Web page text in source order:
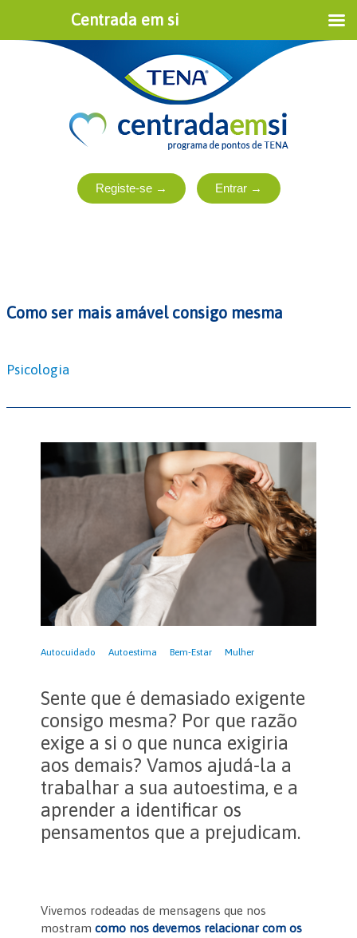
Como ser mais amável consigo mesma
Psicologia
Autocuidado Autoestima Bem-Estar Mulher
Sente que é demasiado exigente
consigo mesma? Por que razão
exige a si o que nunca exigiria
aos demais? Vamos ajudá-la a
trabalhar a sua autoestima, e a
aprender a identificar os
pensamentos que a prejudicam.
Vivemos rodeadas de mensagens que nos
mostramcomo nos devemos relacionar com os
Centrada em si